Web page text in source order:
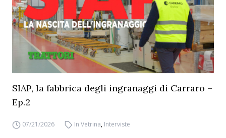
SIAP, la fabbrica degli ingranaggi di Carraro –
Ep.2
07/21/2026 In Vetrina, Interviste